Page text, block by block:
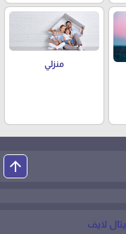
منزلي
arrow_upward
لايف